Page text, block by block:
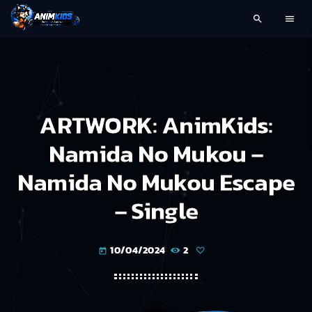
search menu
ARTWORK: AnimKids:
Namida No Mukou –
Namida No Mukou Escape
– Single
today 10/04/2024 2